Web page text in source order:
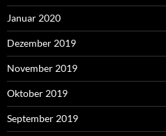
Januar 2020
Dezember 2019
November 2019
Oktober 2019
September 2019